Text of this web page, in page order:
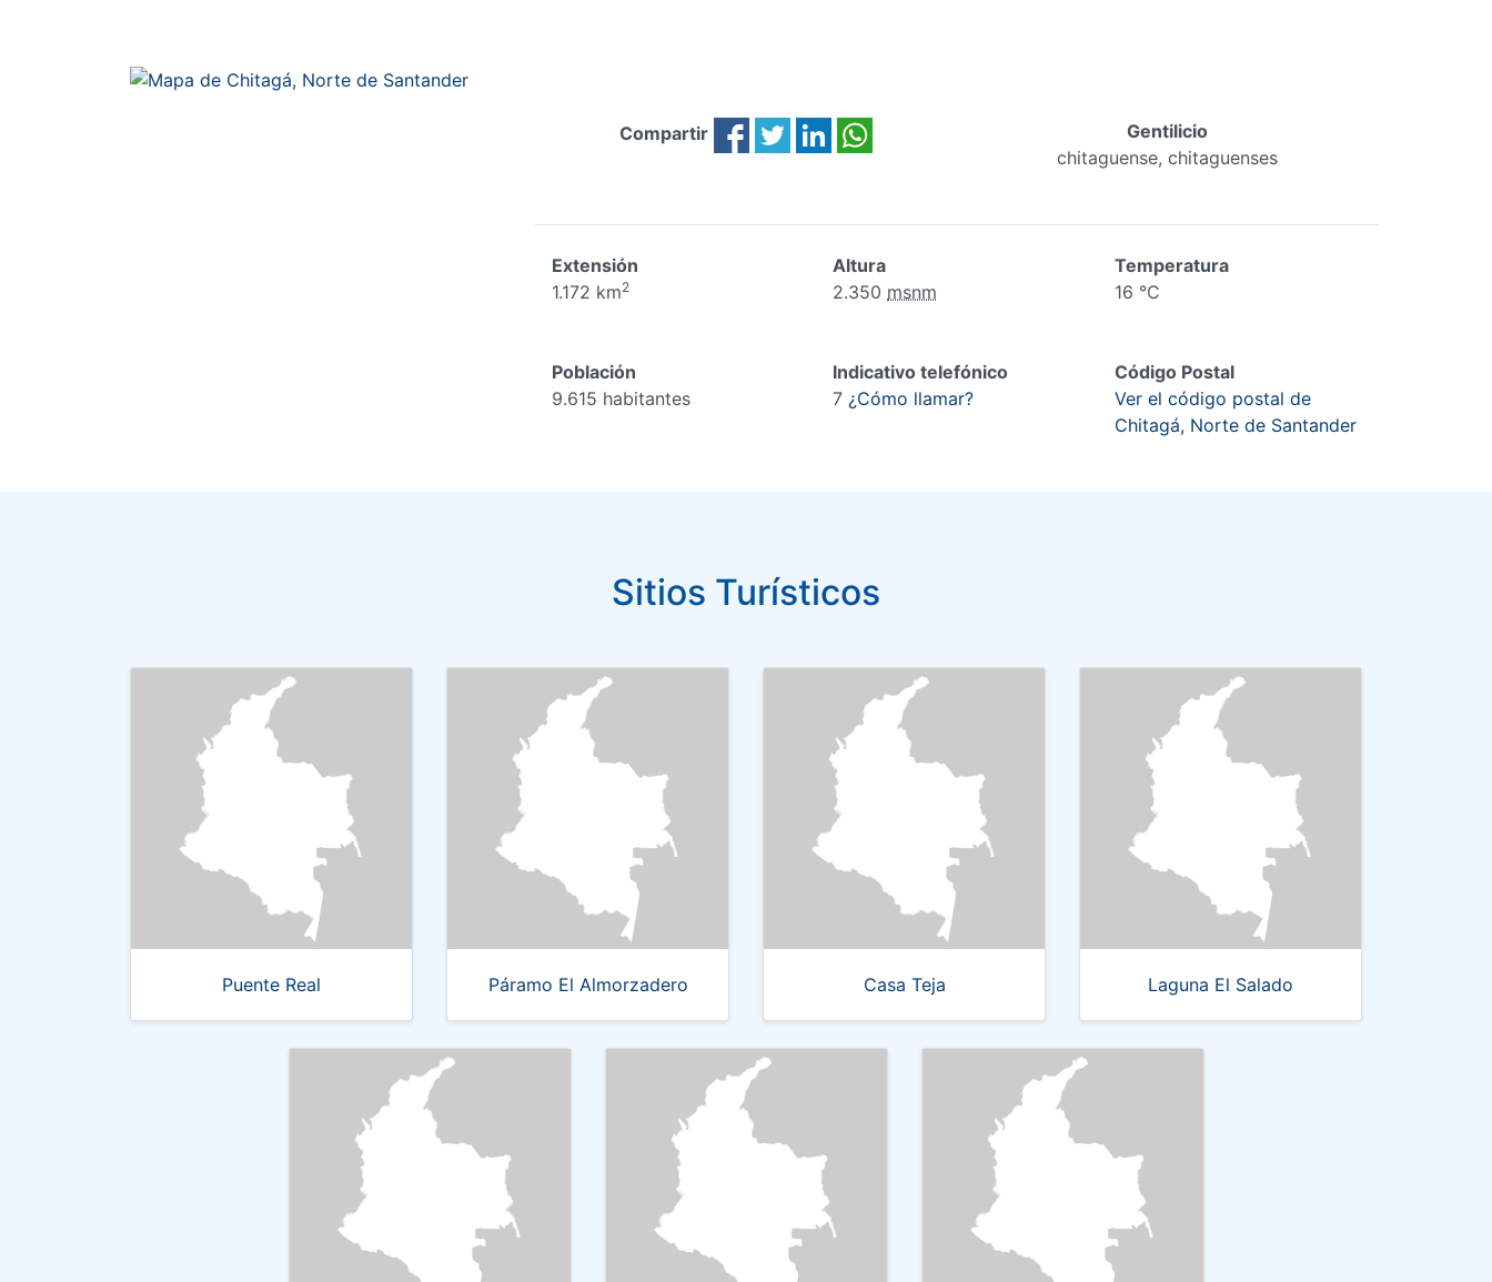
Compartir
Gentilicio
chitaguense, chitaguenses
Extensión
1.172 km2
Altura
2.350 msnm
Temperatura
16 °C
Población
9.615 habitantes
Indicativo telefónico
7 ¿Cómo llamar?
Código Postal
Ver el código postal de
Chitagá, Norte de Santander
Sitios Turísticos
Puente Real Páramo El Almorzadero Casa Teja Laguna El Salado